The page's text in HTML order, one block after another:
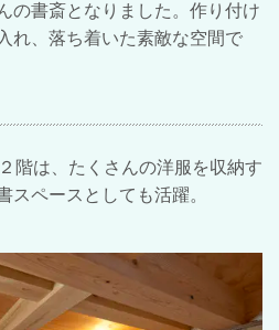
の書斎となりました。作り付け
れ、落ち着いた素敵な空間で
階は、たくさんの洋服を収納す
スペースとしても活躍。